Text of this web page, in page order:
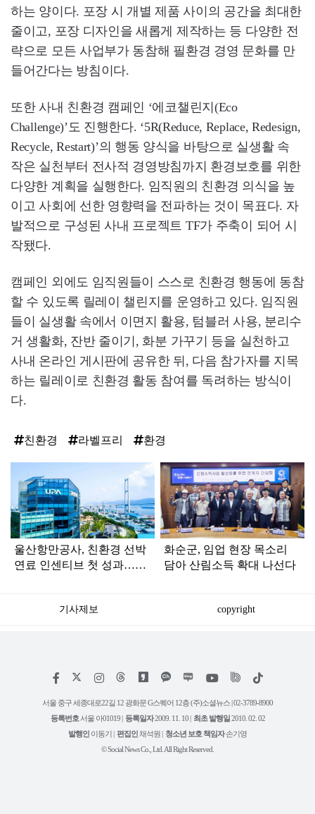
하는 양이다. 포장 시 개별 제품 사이의 공간을 최대한
줄이고, 포장 디자인을 새롭게 제작하는 등 다양한 전
략으로 모든 사업부가 동참해 필환경 경영 문화를 만
들어간다는 방침이다.
또한 사내 친환경 캠페인 ‘에코챌린지(Eco
Challenge)’도 진행한다. ‘5R(Reduce, Replace, Redesign,
Recycle, Restart)’의 행동 양식을 바탕으로 실생활 속
작은 실천부터 전사적 경영방침까지 환경보호를 위한
다양한 계획을 실행한다. 임직원의 친환경 의식을 높
이고 사회에 선한 영향력을 전파하는 것이 목표다. 자
발적으로 구성된 사내 프로젝트 TF가 주축이 되어 시
작됐다.
캠페인 외에도 임직원들이 스스로 친환경 행동에 동참
할 수 있도록 릴레이 챌린지를 운영하고 있다. 임직원
들이 실생활 속에서 이면지 활용, 텀블러 사용, 분리수
거 생활화, 잔반 줄이기, 화분 가꾸기 등을 실천하고
사내 온라인 게시판에 공유한 뒤, 다음 참가자를 지목
하는 릴레이로 친환경 활동 참여를 독려하는 방식이
다.
친환경 라벨프리 환경
라
인
울산항만공사, 친환경 선박
연료 인센티브 첫 성과…시
화순군, 임업 현장 목소리
담아 산림소득 확대 나선다
기사제보 copyright
페
스
인
타
램
위
트
유
튜
틱
서울 중구 세종대로22길 12 광화문 G스퀘어 12층 (주)소셜뉴스 | 02-3789-8900
등록번호 서울 아01019 | 등록일자2009. 11. 10 | 최초 발행일2010. 02. 02
발행인 이동기 | 편집인채석원 | 청소년 보호 책임자손기영
© Social News Co., Ltd. All Right Reserved.